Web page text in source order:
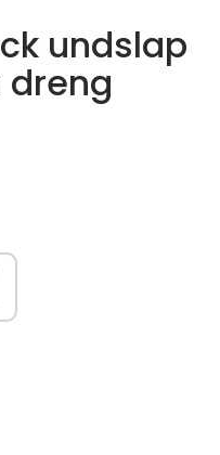
undslap
dreng